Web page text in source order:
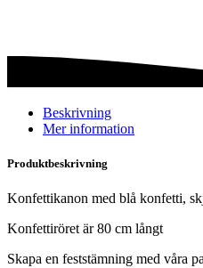
Beskrivning
Mer information
Produktbeskrivning
Konfettikanon med blå konfetti,
Konfettiröret är 80 cm långt
Skapa en feststämning med våra